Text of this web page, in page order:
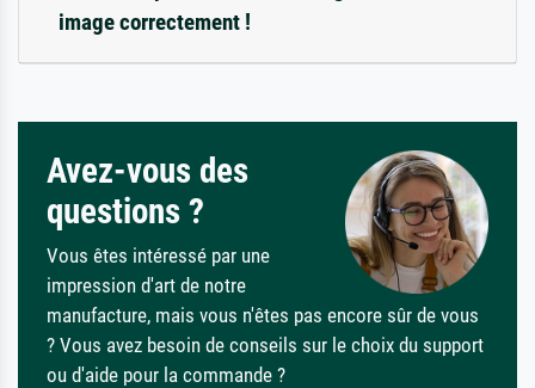
image correctement !
Avez-vous des
questions ?
Vous êtes intéressé par une
impression d'art de notre
manufacture, mais vous n'êtes pas encore sûr de vous
? Vous avez besoin de conseils sur le choix du support
ou d'aide pour la commande ?